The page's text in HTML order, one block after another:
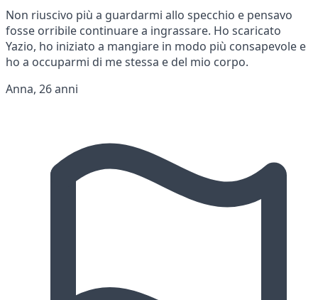
Non riuscivo più a guardarmi allo specchio e pensavo
fosse orribile continuare a ingrassare. Ho scaricato
Yazio, ho iniziato a mangiare in modo più consapevole e
ho a occuparmi di me stessa e del mio corpo.
Anna, 26 anni